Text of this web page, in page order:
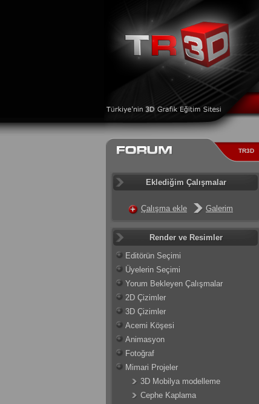
TR3D
Eklediğim Çalışmalar
Çalışma ekle Galerim
Render ve Resimler
Editörün Seçimi
Üyelerin Seçimi
Yorum Bekleyen Çalışmalar
2D Çizimler
3D Çizimler
Acemi Köşesi
Animasyon
Fotoğraf
Mimari Projeler
3D Mobilya modelleme
Cephe Kaplama